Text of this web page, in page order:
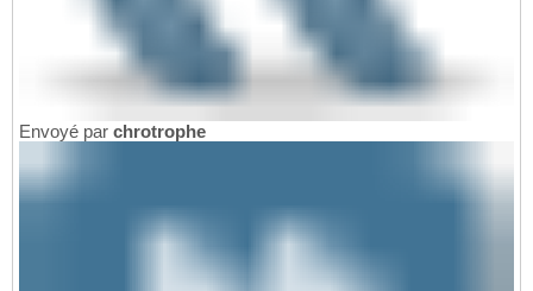
Envoyé par chrotrophe